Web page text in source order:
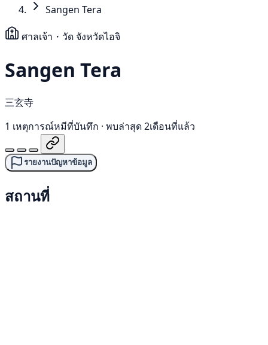
Sangen Tera
ศาลเจ้า・วัด จังหวัดไอจิ
Sangen Tera
三玄寺
1 เหตุการณ์หมีที่บันทึก · พบล่าสุด 2เดือนที่แล้ว
รายงานปัญหาข้อมูล
สถานที่